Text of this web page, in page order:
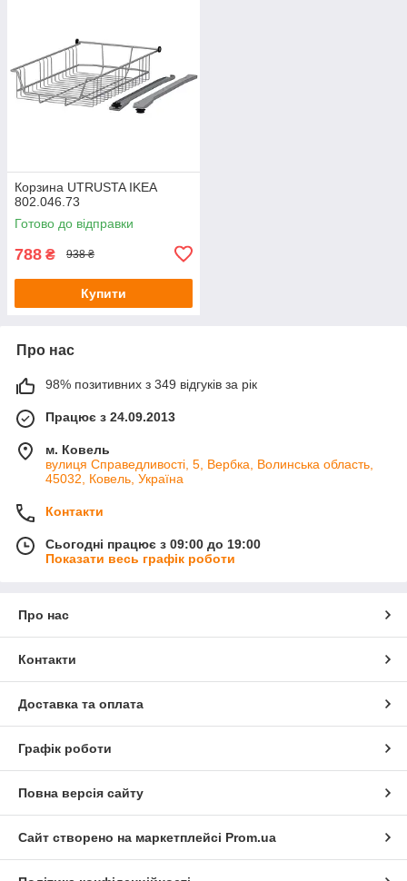
Корзина UTRUSTA IKEA
802.046.73
Готово до відправки
788 ₴ 938 ₴
Купити
Про нас
98% позитивних з 349 відгуків за рік
Працює з 24.09.2013
м. Ковель
вулиця Справедливості, 5, Вербка, Волинська область,
45032, Ковель, Україна
Контакти
Сьогодні працює з 09:00 до 19:00
Показати весь графік роботи
Про нас
Контакти
Доставка та оплата
Графік роботи
Повна версія сайту
Сайт створено на маркетплейсі Prom.ua